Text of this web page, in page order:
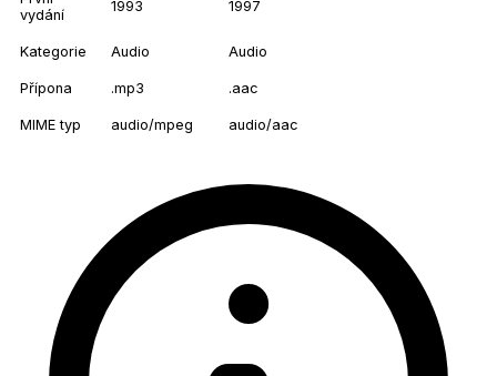
vydání
1993 1997
Kategorie Audio Audio
Přípona .mp3 .aac
MIME typ audio/mpeg audio/aac